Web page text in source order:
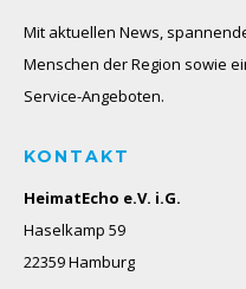
Mit aktuellen News,
Menschen der Region sowie
Service-Angeboten.
KONTAKT
HeimatEcho e.V. i.G.
Haselkamp 59
22359 Hamburg